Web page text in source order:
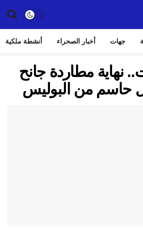
جهات أخبار الصحراء أنشطة ملكية
نهاية مطاردة جانح
حاسم من البوليس